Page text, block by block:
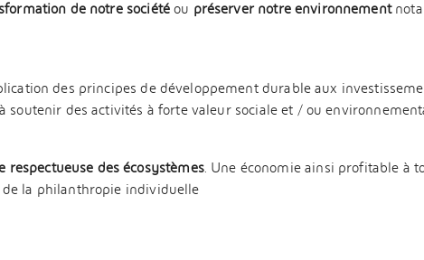
de notre sociétéou préserver notre environnement
des principes de développement durable aux
soutenir des activités à forte valeur sociale et / ou
respectueuse des écosystèmes. Une économie ainsi profitable à
de la philanthropie individuelle